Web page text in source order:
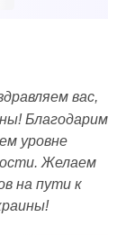
вас,
Благодарим
уровне
Желаем
на пути к